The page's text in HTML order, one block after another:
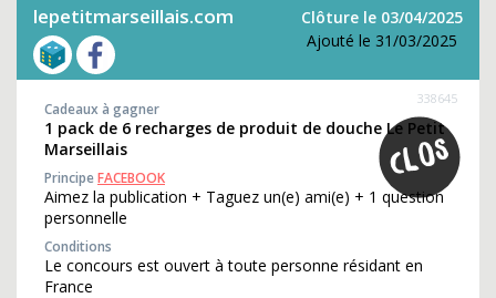
lepetitmarseillais.com
Clôture le 03/04/2025
Ajouté le 31/03/2025
338645
Cadeaux à gagner
1 pack de 6 recharges de produit de douche Le Petit
Marseillais
PrincipeFACEBOOK
Aimez la publication + Taguez un(e) ami(e) + 1 question
personnelle
Conditions
Le concours est ouvert à toute personne résidant en
France